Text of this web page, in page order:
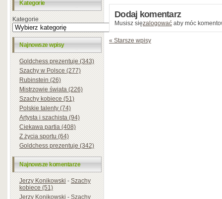
Kategorie
Kategorie
Najnowsze wpisy
Goldchess prezentuje (343)
Szachy w Polsce (277)
Rubinstein (26)
Mistrzowie świata (226)
Szachy kobiece (51)
Polskie talenty (74)
Artysta i szachista (94)
Ciekawa partia (408)
Z życia sportu (64)
Goldchess prezentuje (342)
Najnowsze komentarze
Jerzy Konikowski-Szachy
kobiece (51)
Jerzy Konikowski-Szachy
Dodaj komentarz
Musisz sięzalogować aby móc
« Starsze wpisy